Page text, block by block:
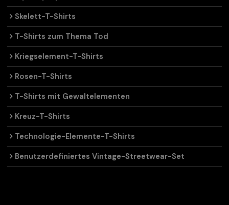
Skelett-T-Shirts
T-Shirts zum Thema Tod
Kriegselement-T-Shirts
Rosen-T-Shirts
T-Shirts mit Gewaltelementen
Kreuz-T-Shirts
Technologie-Elemente-T-Shirts
Benutzerdefiniertes Vintage-Streetwear-Set